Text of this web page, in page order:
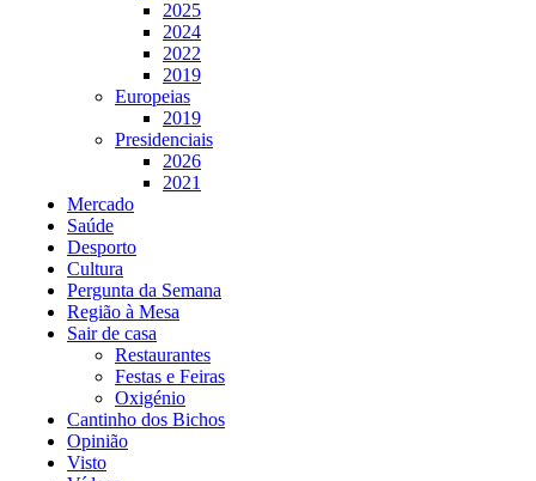
2025
2024
2022
2019
Europeias
2019
Presidenciais
2026
2021
Mercado
Saúde
Desporto
Cultura
Pergunta da Semana
Região à Mesa
Sair de casa
Restaurantes
Festas e Feiras
Oxigénio
Cantinho dos Bichos
Opinião
Visto